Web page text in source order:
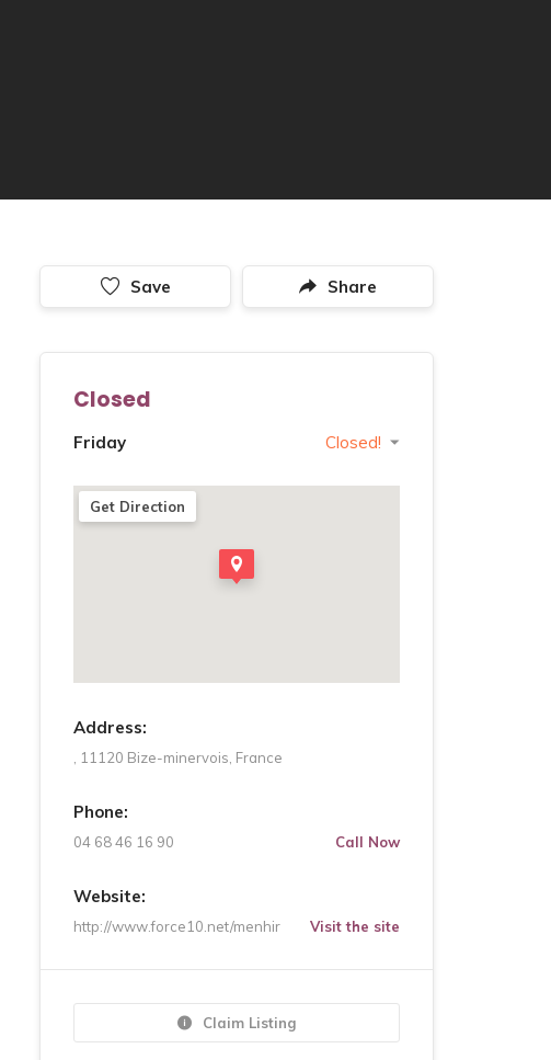
Save Share
Closed
Friday Closed!
Get Direction
Address:
, 11120 Bize-minervois, France
Phone:
04 68 46 16 90 Call Now
Website:
http://www.force10.net/menhir Visit the site
Claim Listing